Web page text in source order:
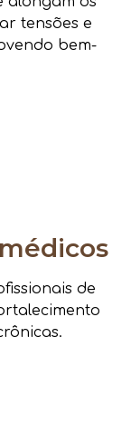
tensões e
bem-
de